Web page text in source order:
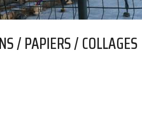
/ PAPIERS / COLLAGES